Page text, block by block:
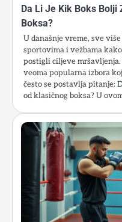
Da Li Je Kik Boks Bolji
Boksa?
U današnje vreme, sve
sportovima i vežbama
postigli ciljeve
veoma popularna izbora
često se postavlja pitanje:
od klasičnog boksa? U